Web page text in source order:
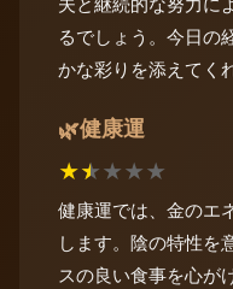
夫と継続的な努力に
るでしょう。今日の
かな彩りを添えてく
🌿健康運
★★★★★
健康運では、金のエ
します。陰の特性を
スの良い食事を心が